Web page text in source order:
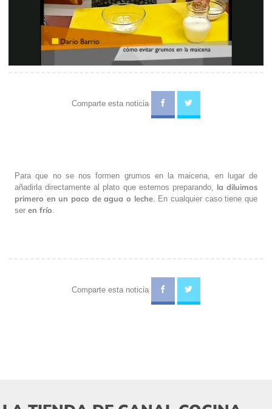
Video
Comparte esta noticia
Para que no se nos formen grumos en la maicena, en lugar de
añadirla directamente al plato que estemos preparando, la diluimos
primero en un poco de agua o leche. En cualquier caso tiene que
ser en frío
Comparte esta noticia